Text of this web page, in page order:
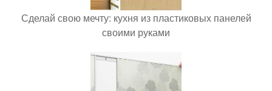
Сделай свою мечту: кухня из пластиковых панелей
своими руками